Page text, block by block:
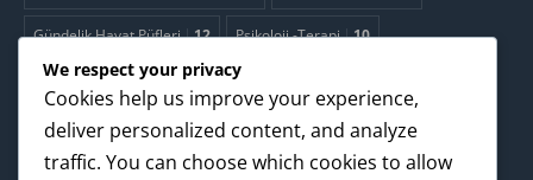
Gündelik Hayat Püfleri 12 Psikoloji -Terapi 10
Uzmanlarla Video Sohbetler 9
Reklamcılık. Paranızı boşa harcamayın!
2.Bahara Ne Kadar Hazırsınız? 4 Teknoloji 4 Yapay Zeka
We respect your privacy
Cookies help us improve your experience,
deliver personalized content, and analyze
traffic. You can choose which cookies to allow